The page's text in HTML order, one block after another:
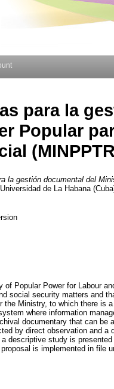
para la
Popular
la gestión documental del
de La Habana
Popular Power for Labour
social security matters and
Ministry, to which there is
where information
documentary that can be
by direct observation and a
descriptive study is
is implemented in file